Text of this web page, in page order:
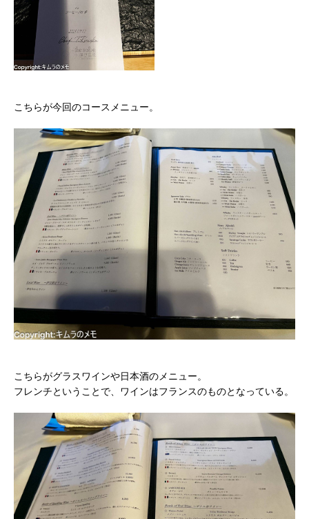
こちらが今回のコースメニュー。
こちらがグラスワインや日本酒のメニュー。
フレンチということで、ワインはフランスのものとなっている。